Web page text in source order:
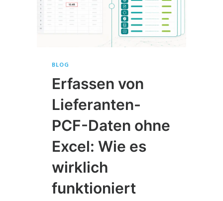
BLOG
Erfassen von
Lieferanten-
PCF-Daten ohne
Excel: Wie es
wirklich
funktioniert